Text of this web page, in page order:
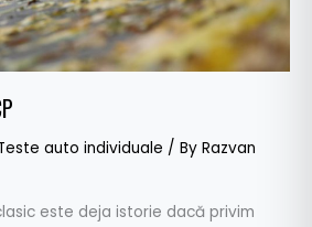
auto individuale / By Razvan
este deja istorie dacă privim